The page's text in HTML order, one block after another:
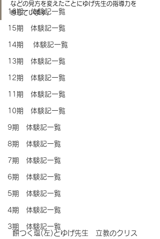
16期 体験記一覧
15期 体験記一覧
14期 体験記一覧
13期 体験記一覧
12期 体験記一覧
11期 体験記一覧
10期 体験記一覧
9期 体験記一覧
8期 体験記一覧
7期 体験記一覧
6期 体験記一覧
5期 体験記一覧
4期 体験記一覧
3期 体験記一覧
などの見方を変えたことにゆげ先生の指導力を
感じています。
餅つく塩(左)とゆげ先生　立教のクリス